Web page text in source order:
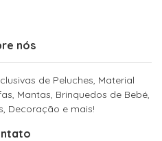
nós
de Peluches, Material
Mantas, Brinquedos de Bebé,
Decoração e mais!